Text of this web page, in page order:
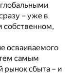
– уже в
собственном,
осваиваемого
самым
рынок сбыта – и